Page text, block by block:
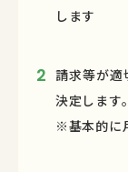
します
請求等が適
決定します。
※基本的に